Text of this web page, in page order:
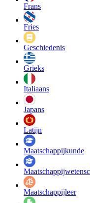
Frans
Fries
Geschiedenis
Grieks
Italiaans
Japans
Latijn
Maatschappij­kunde
Maatschappijleer